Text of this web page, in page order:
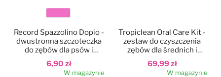
Kolor
6,90 zł
Record Spazzolino Dopio -
dwustronna szczoteczka
do zębów dla psów i
kotów, szczeniąt i kociąt
W magazynie
69,99 zł
Tropiclean Oral Care Kit -
zestaw do czyszczenia
zębów dla średnich i
dużych psów i kotów
W magazynie